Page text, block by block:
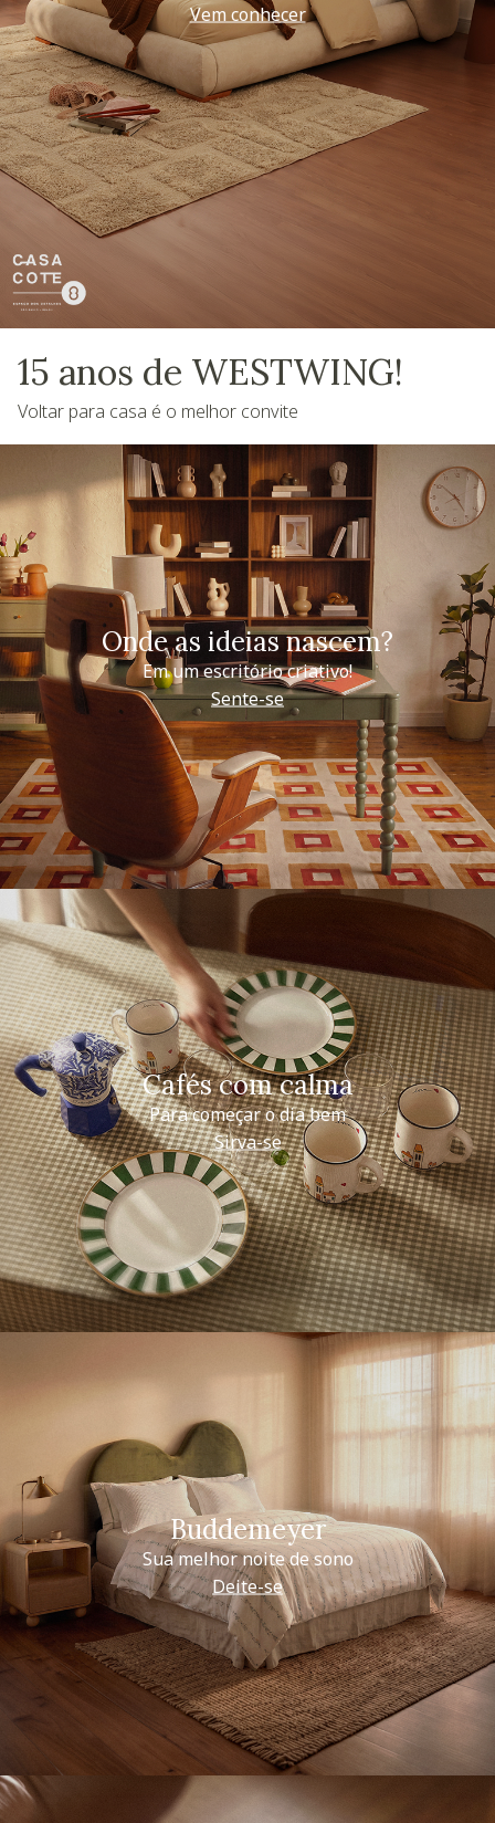
Vem conhecer
15 anos de WESTWING!
Voltar para casa é o melhor convite
Onde as ideias nascem?
Em um escritório criativo!
Sente-se
Cafés com calma
Para começar o dia bem
Sirva-se
Buddemeyer
Sua melhor noite de sono
Deite-se